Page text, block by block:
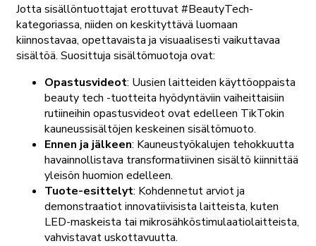
Jotta sisällöntuottajat erottuvat #BeautyTech-
kategoriassa, niiden on keskityttävä luomaan
kiinnostavaa, opettavaista ja visuaalisesti vaikuttavaa
sisältöä. Suosittuja sisältömuotoja ovat:
Opastusvideot: Uusien laitteiden käyttöoppaista
beauty tech -tuotteita hyödyntäviin vaiheittaisiin
rutiineihin opastusvideot ovat edelleen TikTokin
kauneussisältöjen keskeinen sisältömuoto.
Ennen ja jälkeen: Kauneustyökalujen tehokkuutta
havainnollistava transformatiivinen sisältö kiinnittää
yleisön huomion edelleen.
Tuote-esittelyt: Kohdennetut arviot ja
demonstraatiot innovatiivisista laitteista, kuten
LED-maskeista tai mikrosähköstimulaatiolaitteista,
vahvistavat uskottavuutta.